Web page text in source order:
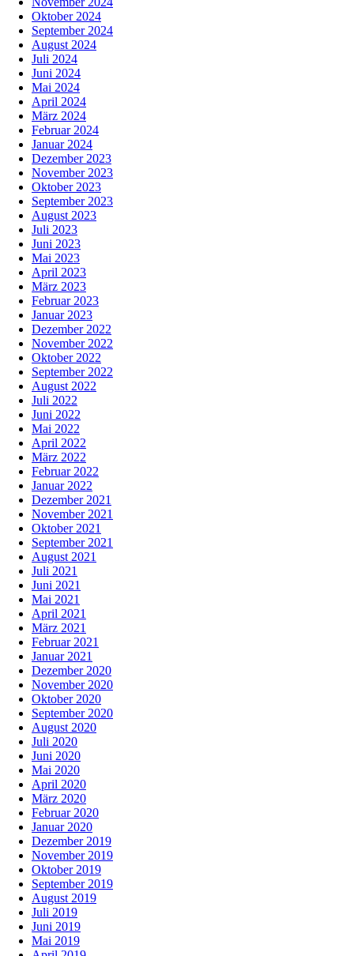
Oktober 2024
September 2024
August 2024
Juli 2024
Juni 2024
Mai 2024
April 2024
März 2024
Februar 2024
Januar 2024
Dezember 2023
November 2023
Oktober 2023
September 2023
August 2023
Juli 2023
Juni 2023
Mai 2023
April 2023
März 2023
Februar 2023
Januar 2023
Dezember 2022
November 2022
Oktober 2022
September 2022
August 2022
Juli 2022
Juni 2022
Mai 2022
April 2022
März 2022
Februar 2022
Januar 2022
Dezember 2021
November 2021
Oktober 2021
September 2021
August 2021
Juli 2021
Juni 2021
Mai 2021
April 2021
März 2021
Februar 2021
Januar 2021
Dezember 2020
November 2020
Oktober 2020
September 2020
August 2020
Juli 2020
Juni 2020
Mai 2020
April 2020
März 2020
Februar 2020
Januar 2020
Dezember 2019
November 2019
Oktober 2019
September 2019
August 2019
Juli 2019
Juni 2019
Mai 2019